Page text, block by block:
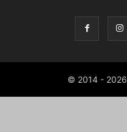
© 2014 - 2026